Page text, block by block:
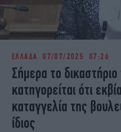
ΕΛΛΑΔΑ 07/07/2025 07:26
Σήμερα το
κατηγορείται ότι
καταγγελία της
ίδιος